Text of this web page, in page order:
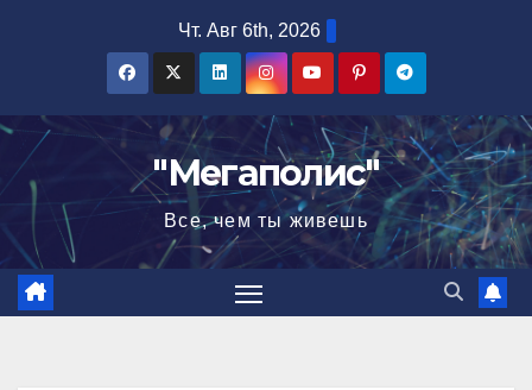
Чт. Авг 6th, 2026
"Мегаполис"
Все, чем ты живешь